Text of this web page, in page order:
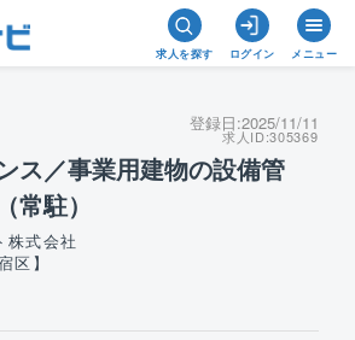
求人を探す ログイン メニュー
登録日:2025/11/11
求人ID:305369
ス／事業用建物の設備管
常駐）
株式会社
区】